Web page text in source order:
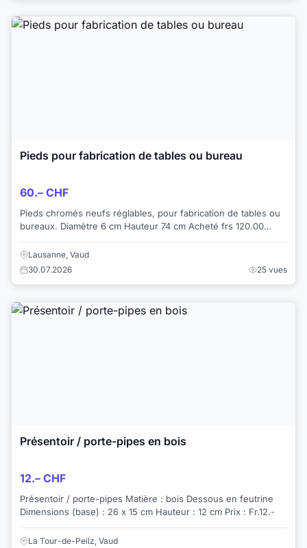
Pieds pour fabrication de tables ou bureau
60.– CHF
Pieds chromés neufs réglables, pour fabrication de tables ou
bureaux. Diamètre 6 cm Hauteur 74 cm Acheté frs 120.00
Lausanne, Vaud
30.07.2026
25 vues
Présentoir / porte-pipes en bois
12.– CHF
Présentoir / porte-pipes Matière : bois Dessous en feutrine
Dimensions (base) : 26 x 15 cm Hauteur : 12 cm Prix : Fr.12.-
La Tour-de-Peilz, Vaud